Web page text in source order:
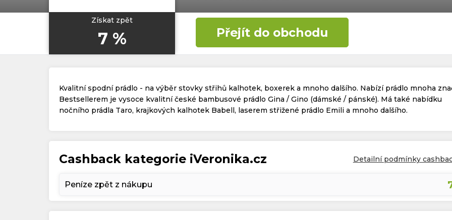
Získat zpět
7 % Přejít do obchodu
Kvalitní spodní prádlo - na výběr stovky střihů kalhotek, boxerek a mnoho dalšího. Nabízí prádlo mnoha
Bestsellerem je vysoce kvalitní české bambusové prádlo Gina / Gino (dámské / pánské). Má také nabídku
nočního prádla Taro, krajkových kalhotek Babell, laserem střižené prádlo Emili a mnoho dalšího.
Cashback kategorie iVeronika.cz Detailní podmínky
Peníze zpět z nákupu